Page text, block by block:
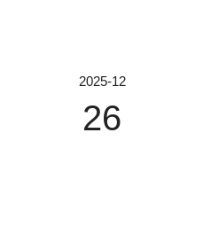
2025-12
26